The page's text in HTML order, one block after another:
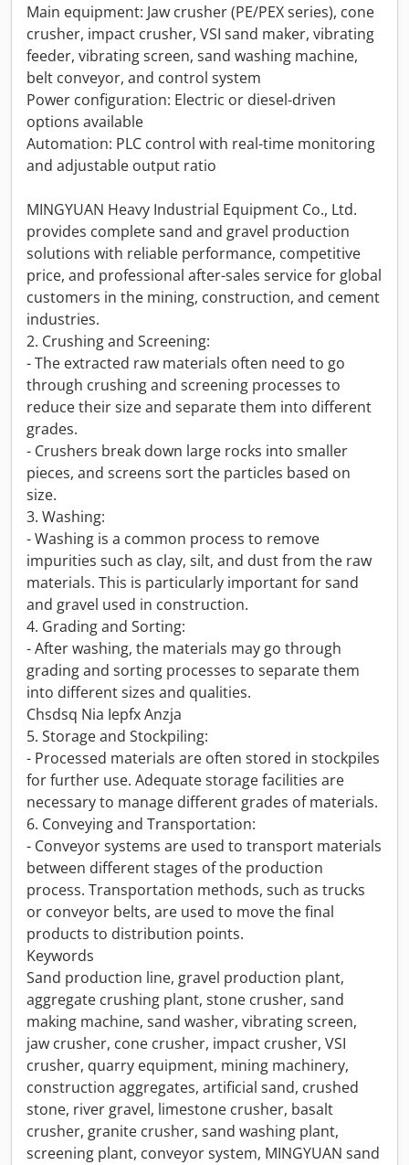
Main equipment: Jaw crusher (PE/PEX series), cone
crusher, impact crusher, VSI sand maker, vibrating
feeder, vibrating screen, sand washing machine,
belt conveyor, and control system
Power configuration: Electric or diesel-driven
options available
Automation: PLC control with real-time monitoring
and adjustable output ratio
MINGYUAN Heavy Industrial Equipment Co., Ltd.
provides complete sand and gravel production
solutions with reliable performance, competitive
price, and professional after-sales service for global
customers in the mining, construction, and cement
industries.
2. Crushing and Screening:
- The extracted raw materials often need to go
through crushing and screening processes to
reduce their size and separate them into different
grades.
- Crushers break down large rocks into smaller
pieces, and screens sort the particles based on
size.
3. Washing:
- Washing is a common process to remove
impurities such as clay, silt, and dust from the raw
materials. This is particularly important for sand
and gravel used in construction.
4. Grading and Sorting:
- After washing, the materials may go through
grading and sorting processes to separate them
into different sizes and qualities.
Chsdsq Nia Iepfx Anzja
5. Storage and Stockpiling:
- Processed materials are often stored in stockpiles
for further use. Adequate storage facilities are
necessary to manage different grades of materials.
6. Conveying and Transportation:
- Conveyor systems are used to transport materials
between different stages of the production
process. Transportation methods, such as trucks
or conveyor belts, are used to move the final
products to distribution points.
Keywords
Sand production line, gravel production plant,
aggregate crushing plant, stone crusher, sand
making machine, sand washer, vibrating screen,
jaw crusher, cone crusher, impact crusher, VSI
crusher, quarry equipment, mining machinery,
construction aggregates, artificial sand, crushed
stone, river gravel, limestone crusher, basalt
crusher, granite crusher, sand washing plant,
screening plant, conveyor system, MINGYUAN sand